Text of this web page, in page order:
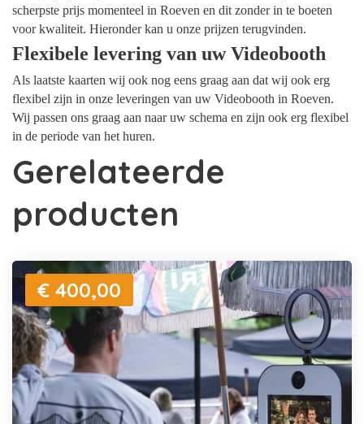
scherpste prijs momenteel in Roeven en dit zonder in te boeten
voor kwaliteit. Hieronder kan u onze prijzen terugvinden.
Flexibele levering van uw Videobooth
Als laatste kaarten wij ook nog eens graag aan dat wij ook erg
flexibel zijn in onze leveringen van uw Videobooth in Roeven.
Wij passen ons graag aan naar uw schema en zijn ook erg flexibel
in de periode van het huren.
Gerelateerde
producten
€ 400,00